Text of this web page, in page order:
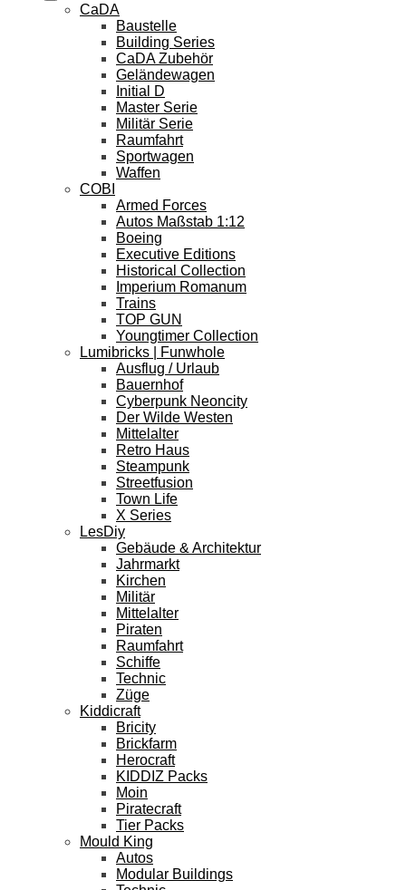
CaDA
Baustelle
Building Series
CaDA Zubehör
Geländewagen
Initial D
Master Serie
Militär Serie
Raumfahrt
Sportwagen
Waffen
COBI
Armed Forces
Autos Maßstab 1:12
Boeing
Executive Editions
Historical Collection
Imperium Romanum
Trains
TOP GUN
Youngtimer Collection
Lumibricks | Funwhole
Ausflug / Urlaub
Bauernhof
Cyberpunk Neoncity
Der Wilde Westen
Mittelalter
Retro Haus
Steampunk
Streetfusion
Town Life
X Series
LesDiy
Gebäude & Architektur
Jahrmarkt
Kirchen
Militär
Mittelalter
Piraten
Raumfahrt
Schiffe
Technic
Züge
Kiddicraft
Bricity
Brickfarm
Herocraft
KIDDIZ Packs
Moin
Piratecraft
Tier Packs
Mould King
Autos
Modular Buildings